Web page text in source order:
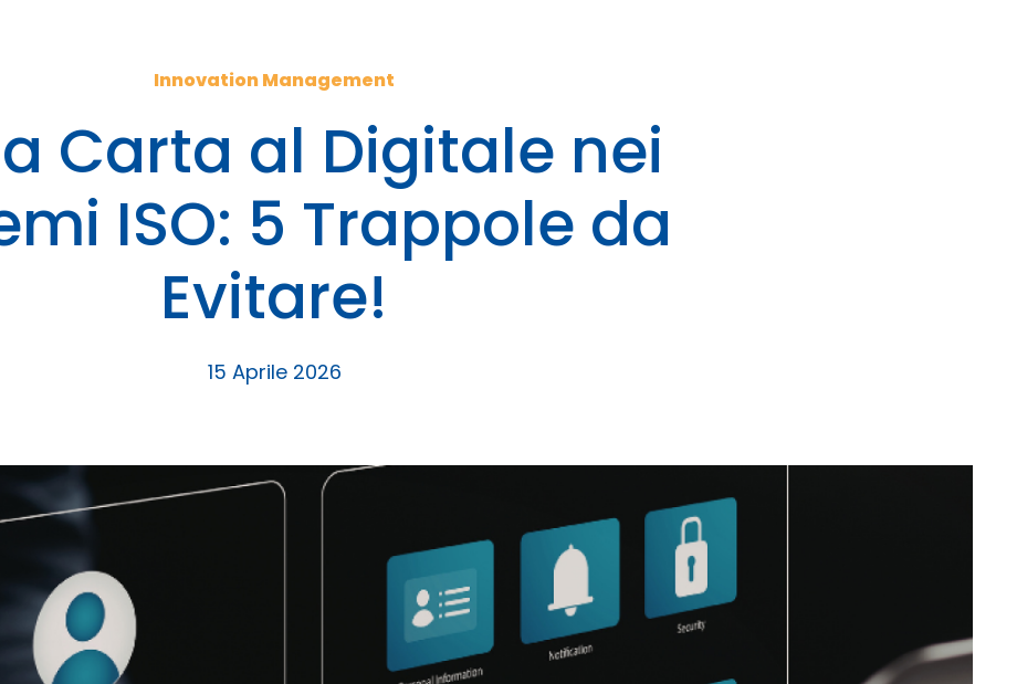
Innovation Management
Carta al Digitale nei
ISO: 5 Trappole da
Evitare!
15 Aprile 2026